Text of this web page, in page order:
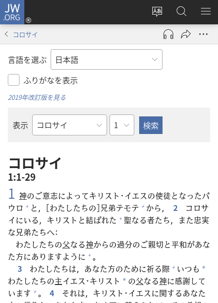
JW.ORG
サ
イ
ト
の
言
え
る
ロ
グ
ン
し
で
開
JW.ORG
の
検
メ
を
コロサイ
言語を選ぶ
ふりがなを表示
2019年改訂版を見る
表示
聖
の
書
名
章
コロサイ
1:1-29
1 神のご意志によってキリスト･イエスの使徒となったパ
ウロ + と，[わたしたちの]兄弟テモテ + から， 2
コロサ
イにいる，キリストと結ばれた + 聖なる者たち，また忠実
な兄弟たちへ:
わたしたちの父なる神からの過分のご親切と平和があな
た方にありますように + 。
3
わたしたちは，あなた方のために祈る際 + いつも *
わたしたちの主イエス･キリスト * の父なる神に感謝して
います + 。 4 それは，キリスト･イエスに関するあなた